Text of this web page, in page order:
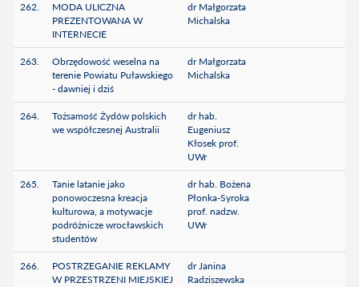
262.
MODA ULICZNA
PREZENTOWANA W
INTERNECIE
dr Małgorzata
Michalska
263.
Obrzędowość weselna na
terenie Powiatu Puławskiego
- dawniej i dziś
dr Małgorzata
Michalska
264.
Tożsamość Żydów polskich
we współczesnej Australii
dr hab.
Eugeniusz
Kłosek prof.
UWr
265.
Tanie latanie jako
ponowoczesna kreacja
kulturowa, a motywacje
podróżnicze wrocławskich
studentów
dr hab. Bożena
Płonka-Syroka
prof. nadzw.
UWr
266.
POSTRZEGANIE REKLAMY
W PRZESTRZENI MIEJSKIEJ
dr Janina
Radziszewska